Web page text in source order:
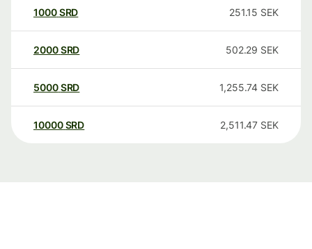
1000SRD 251.15 SEK
2000SRD 502.29 SEK
5000SRD 1,255.74 SEK
10000 SRD 2,511.47 SEK